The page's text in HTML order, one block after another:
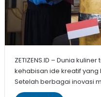
ZETIZENS.ID – Dunia
kehabisan ide kreatif
Setelah berbagai inovasi